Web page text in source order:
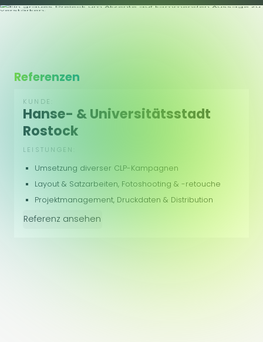
Referenzen
KUNDE:
Hanse- & Universitätsstadt
Rostock
LEISTUNGEN:
Umsetzung diverser CLP-Kampagnen
Layout & Satzarbeiten, Fotoshooting & -retouche
Projektmanagement, Druckdaten & Distribution
Referenz ansehen